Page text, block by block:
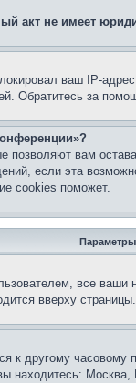
акт не имеет
ваш IP-
Обратитесь за
позволяют вам
если эта
cookies поможет.
Параметры
все
вверху
к другому
находитесь: